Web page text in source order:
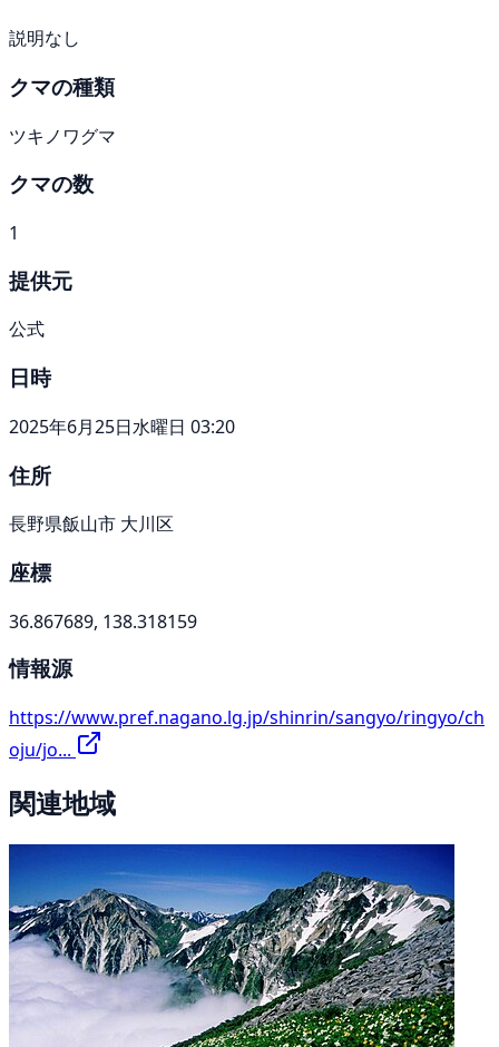
説明なし
クマの種類
ツキノワグマ
クマの数
1
提供元
公式
日時
2025年6月25日水曜日 03:20
住所
長野県飯山市 大川区
座標
36.867689, 138.318159
情報源
https://www.pref.nagano.lg.jp/shinrin/sangyo/ringyo/ch
oju/jo...
関連地域